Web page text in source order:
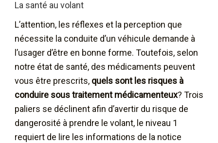
La santé au volant
L’attention, les réflexes et la perception que
nécessite la conduite d’un véhicule demande à
l’usager d’être en bonne forme. Toutefois, selon
notre état de santé, des médicaments peuvent
vous être prescrits, quels sont les risques à
conduire sous traitement médicamenteux? Trois
paliers se déclinent afin d’avertir du risque de
dangerosité à prendre le volant, le niveau 1
requiert de lire les informations de la notice